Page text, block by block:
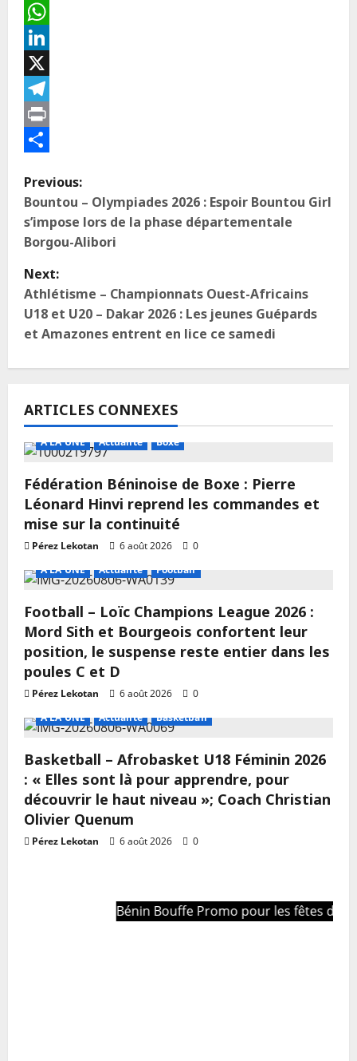
Email
WhatsApp
LinkedIn
X
Telegram
Print
Previous:
Bountou – Olympiades 2026 : Espoir Bountou Girl
s’impose lors de la phase départementale
Borgou-Alibori
Next:
Athlétisme – Championnats Ouest-Africains
U18 et U20 – Dakar 2026 : Les jeunes Guépards
et Amazones entrent en lice ce samedi
ARTICLES CONNEXES
A LA UNE Actualité Boxe
Fédération Béninoise de Boxe : Pierre
Léonard Hinvi reprend les commandes et
mise sur la continuité
Pérez Lekotan 6 août 2026
0
A LA UNE
Actualité Football
Football – Loïc Champions League 2026 :
Mord Sith et Bourgeois confortent leur
position, le suspense reste entier dans les
poules C et D
Pérez Lekotan 6 août 2026
0
A LA UNE
Actualité Basketball
Basketball – Afrobasket U18 Féminin 2026
: « Elles sont là pour apprendre, pour
découvrir le haut niveau »; Coach Christian
Olivier Quenum
Pérez Lekotan 6 août 2026 0
Bénin Bouffe Promo pour les fêtes de fin d'année !